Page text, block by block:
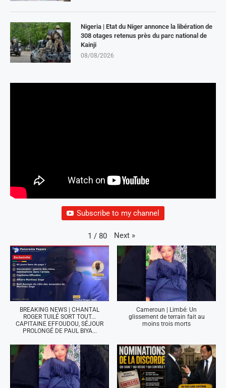
Nigeria | Etat du Niger annonce la libération de
308 otages retenus près du parc national de
Kainji
08/08/2026
Subscribe to my channel
1 / 80 Next »
BREAKING NEWS | CHANTAL
ROGER TUILÉ SORT TOUT...
CAPITAINE EFFOUDOU, SÉJOUR
PROLONGÉ DE PAUL BIYA...
Cameroun | Limbé: Un
glissement de terrain fait au
moins trois morts